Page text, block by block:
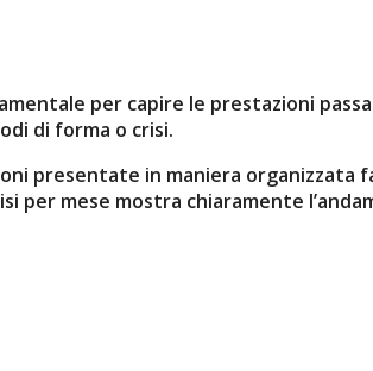
per capire le prestazioni
di forma o crisi.
presentate in maniera
mese mostra chiaramente